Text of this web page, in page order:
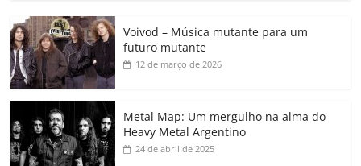
c
e
b
o
o
k
itt
er
ai at
s
A
p
k
e
dI
gl
e
a
ss
y
k
p
h
Voivod – Música mutante para um
futuro mutante
12 de março de 2026
Metal Map: Um mergulho na alma do
Heavy Metal Argentino
24 de abril de 2025